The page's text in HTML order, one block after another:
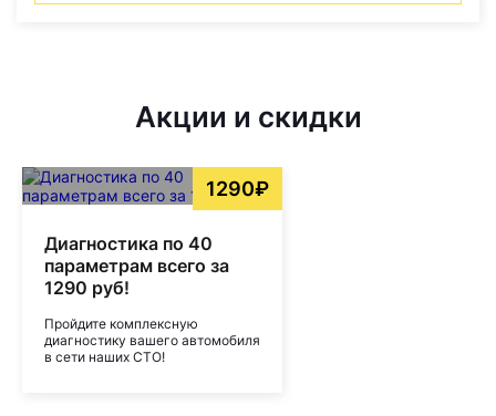
Акции и скидки
1290₽
Диагностика по 40
параметрам всего за
1290 руб!
Пройдите комплексную
диагностику вашего автомобиля
в сети наших СТО!